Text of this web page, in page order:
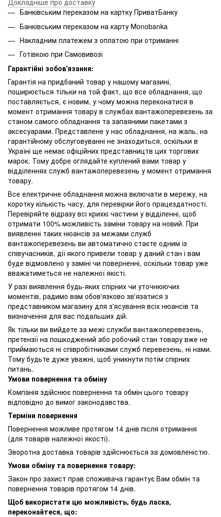
Докладніше про доставку
Банківським переказом на картку ПриватБанку
Банківським переказом на карту Мonobanka
Накладним платежем з оплатою при отриманні
Готівкою при Самовивозі
Гарантійні зобов'язання:
Гарантія на придбаний товар у нашому магазині,
поширюється тільки на той факт, що все обладнання, що
поставляється, є новим, у чому можна переконатися в
момент отримання товару в службах вантажоперевезень за
станом самого обладнання та запаяними пакетами з
аксесуарами. Представлене у нас обладнання, на жаль, на
гарантійному обслуговуванні не знаходиться, оскільки в
Україні ще немає офіційних представництв цих торгових
марок. Тому добре оглядайте куплений вами товар у
відділеннях служб вантажоперевезень у момент отримання
товару.
Все електричне обладнання можна включати в мережу, на
коротку кількість часу, для перевірки його працездатності.
Перевіряйте відразу всі крихкі частини у відділенні, щоб
отримати 100% можливість заміни товару на новий. При
виявленні таких нюансів за межами служб
вантажоперевезень ви автоматично стаєте одним із
співучасників, дії якого привели товар у даний стан і вам
буде відмовлено у заміні чи поверненні, оскільки товар уже
вважатиметься не належної якісті.
У разі виявлення будь-яких спірних чи уточнюючих
моментів, радимо вам обов'язково зв'язатися з
представником магазину для з'ясування всіх нюансів та
визначення для вас подальших дій.
Як тільки ви вийдете за межі служби вантажоперевезень,
претензії на пошкоджений або робочий стан товару вже не
приймаються ні співробітниками служб перевезень, ні нами.
Тому будьте дуже уважні, щоб уникнути потім спірних
питань.
Умови повернення та обміну
Компанія здійснює повернення та обмін цього товару
відповідно до вимог законодавства.
Терміни повернення
Повернення можливе протягом 14 днів після отримання
(для товарів належної якості).
Зворотна доставка товарів здійснюється за домовленістю.
Умови обміну та повернення товару:
Закон про захист прав споживача гарантує Вам обмін та
повернення товарів протягом 14 днів.
Щоб використати цю можливість, будь ласка,
переконайтеся, що: